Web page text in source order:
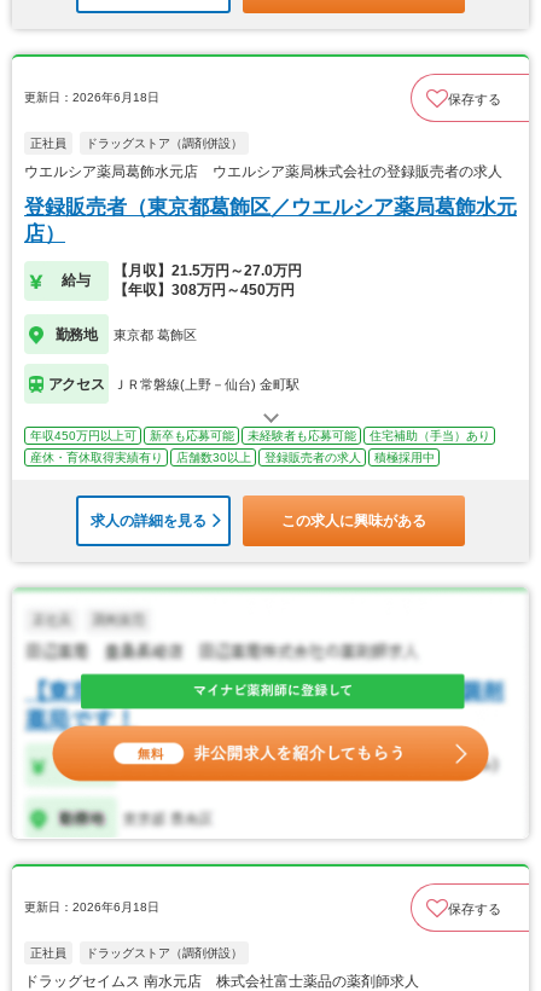
更新日：2026年6月18日 保存する
正社員 ドラッグストア（調剤併設）
ウエルシア薬局葛飾水元店 ウエルシア薬局株式会社の登録販売者の求人
登録販売者（東京都葛飾区／ウエルシア薬局葛飾水元
店）
給与
【月収】21.5万円～27.0万円
【年収】308万円～450万円
勤務地 東京都 葛飾区
アクセス ＪＲ常磐線(上野－仙台) 金町駅
年収450万円以上可 新卒も応募可能 未経験者も応募可能
住宅補助（手当）あり
産休・育休取得実績有り
店舗数30以上 登録販売者の求人 積極採用中
求人の詳細を見る この求人に興味がある
更新日：2026年6月18日 保存する
正社員 ドラッグストア（調剤併設）
ドラッグセイムス 南水元店 株式会社富士薬品の薬剤師求人